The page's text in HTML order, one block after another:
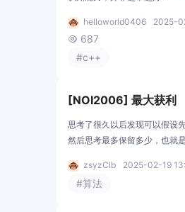
软件能力认证（CSP-J/S）
的小学生呈现低龄化的趋
势。小学生过早参加CSP-
符合CCF 组织该能力认证
的初衷。另一方面，部分中
学将小学生的CSP-J/S成绩
带来严重的功利化倾向，会
影响正常的教学和升学秩
helloworld0406 2025-
 687
#c++
[NOI2006] 最大获利
思考了很久以后发现可以假设
然后思考最多保留多少，也就
不然就要花费删掉这条边的费
想到了“要么就要删掉一条边
zsyzClb 2025-02-19
#算法